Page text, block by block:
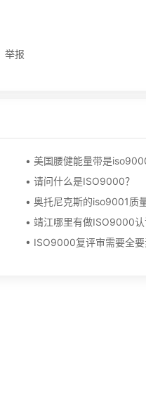
举报
• 请问什么是ISO9000？
• 奥托尼克斯的iso9001质
• 靖江哪里有做ISO9000认
• ISO9000复评审需要全要